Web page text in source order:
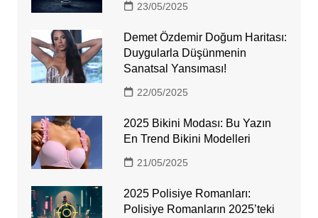
23/05/2025
Demet Özdemir Doğum Haritası:
Duygularla Düşünmenin
Sanatsal Yansıması!
22/05/2025
2025 Bikini Modası: Bu Yazın
En Trend Bikini Modelleri
21/05/2025
2025 Polisiye Romanları:
Polisiye Romanların 2025’teki